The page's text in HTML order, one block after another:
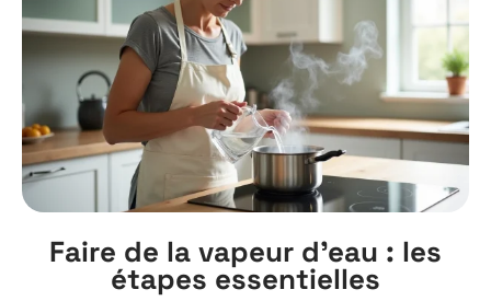
Faire de la vapeur d’eau : les
étapes essentielles